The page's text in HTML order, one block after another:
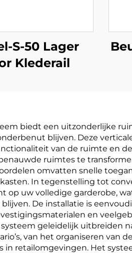
S-50 Lager
Klederail
biedt een uitzonderlijke
blijven. Deze
van de ruimte en
ruimtes te
omvatten snelle
In tegenstelling tot
op uw volledige garderobe,
De installatie is
en
geleidelijk uitbreiden
van het organiseren van
retailomgevingen. Het